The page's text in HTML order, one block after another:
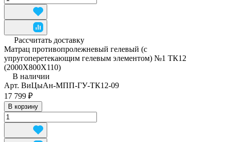
Рассчитать доставку
Матрац противопролежневый гелевый (с
упругоперетекающим гелевым элементом) №1 ТК12
(2000Х800Х110)
В наличии
Арт. ВиЦыАн-МПП-ГУ-ТК12-09
17 799 ₽
В корзину